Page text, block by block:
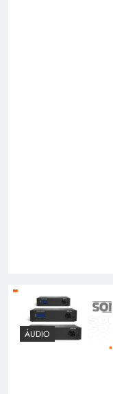
ÁUDIO